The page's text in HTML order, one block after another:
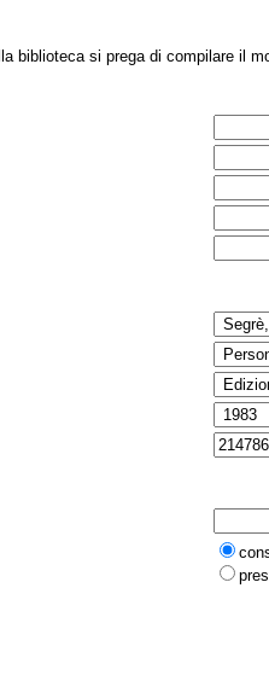
biblioteca si prega di compilare il